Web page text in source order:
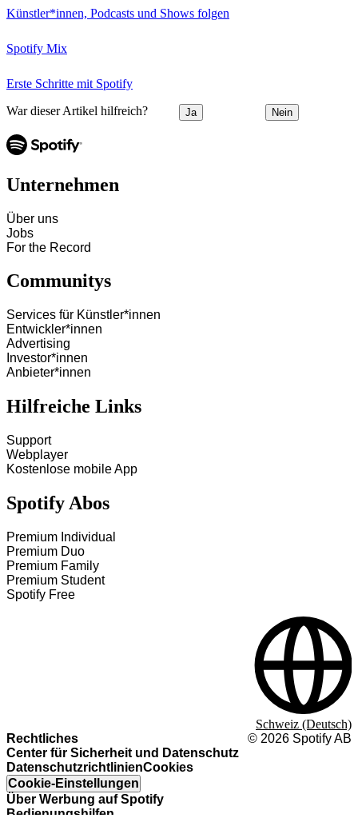
Künstler*innen, Podcasts und Shows folgen
Spotify Mix
Erste Schritte mit Spotify
War dieser Artikel hilfreich? Ja Nein
Unternehmen
Über uns
Jobs
For the Record
Communitys
Services für Künstler*innen
Entwickler*innen
Advertising
Investor*innen
Anbieter*innen
Hilfreiche Links
Support
Webplayer
Kostenlose mobile App
Spotify Abos
Premium Individual
Premium Duo
Premium Family
Premium Student
Spotify Free
Rechtliches
Center für Sicherheit und Datenschutz
DatenschutzrichtlinienCookies
Cookie-Einstellungen
Über Werbung auf Spotify
Bedienungshilfen
© 2026 Spotify AB
Schweiz (Deutsch)